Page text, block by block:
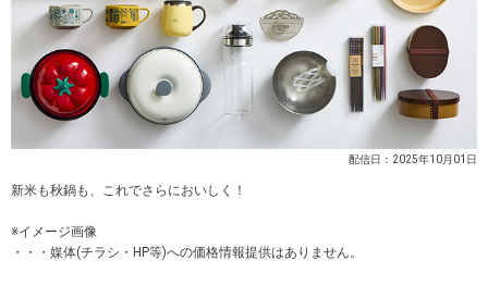
配信日：2025年10月01日
新米も秋鍋も、これでさらにおいしく！
※イメージ画像
・・・媒体(チラシ・HP等)への価格情報提供はありません。